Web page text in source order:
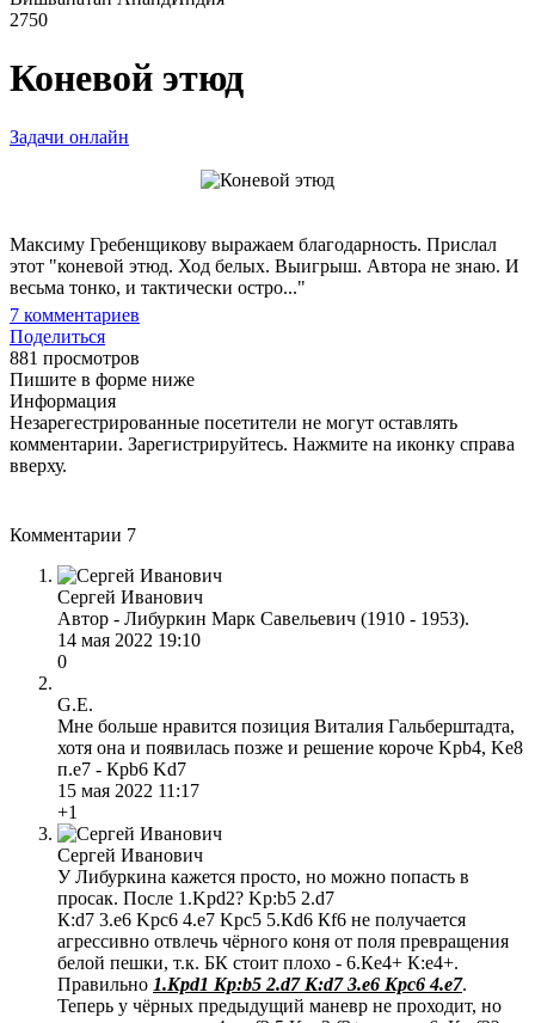
2750
Коневой этюд
Задачи онлайн
Максиму Гребенщикову выражаем благодарность. Прислал
этот "коневой этюд. Ход белых. Выигрыш. Автора не знаю. И
весьма тонко, и тактически остро..."
7 комментариев
Поделиться
881 просмотров
Пишите в форме ниже
Информация
Незарегестрированные посетители не могут оставлять
комментарии. Зарегистрируйтесь. Нажмите на иконку справа
вверху.
Комментарии 7
Сергей Иванович
Автор - Либуркин Марк Савельевич (1910 - 1953).
14 мая 2022 19:10
0
G.E.
Мне больше нравится позиция Виталия Гальберштадта,
хотя она и появилась позже и решение короче Kpb4, Ke8
п.е7 - Крb6 Kd7
15 мая 2022 11:17
+1
Сергей Иванович
У Либуркина кажется просто, но можно попасть в
просак. После 1.Kрd2? Kр:b5 2.d7
К:d7 3.e6 Kрc6 4.e7 Kрc5 5.Кd6 Кf6 не получается
агрессивно отвлечь чёрного коня от поля превращения
белой пешки, т.к. БК стоит плохо - 6.Кe4+ К:e4+.
Правильно 1.Kрd1 Kр:b5 2.d7 К:d7 3.e6 Kрc6 4.e7.
Теперь у чёрных предыдущий маневр не проходит, но